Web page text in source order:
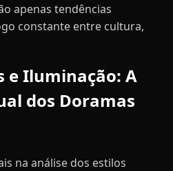
apenas tendências
constante entre cultura,
e Iluminação: A
dos Doramas
na análise dos estilos